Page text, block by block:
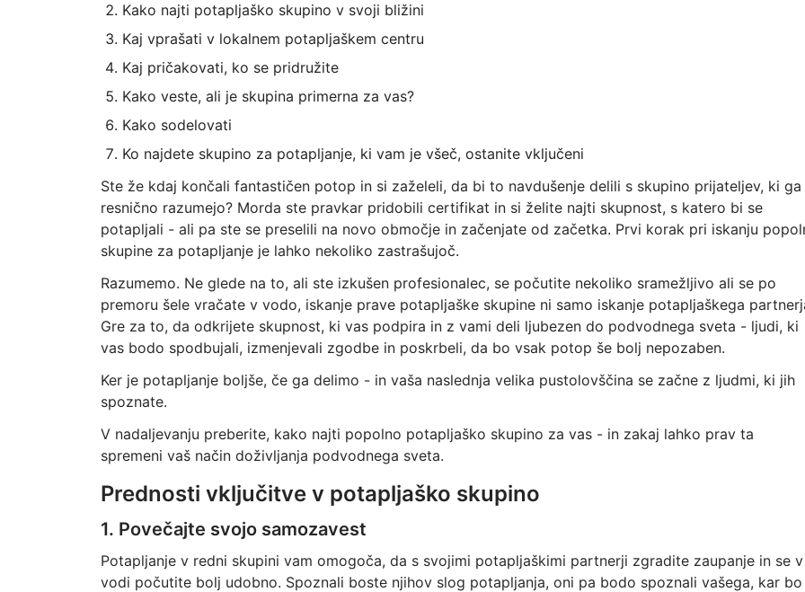
Kako najti potapljaško skupino v svoji bližini
Kaj vprašati v lokalnem potapljaškem centru
Kaj pričakovati, ko se pridružite
Kako veste, ali je skupina primerna za vas?
Kako sodelovati
Ko najdete skupino za potapljanje, ki vam je všeč, ostanite vključeni
Ste že kdaj končali fantastičen potop in si zaželeli, da bi to navdušenje delili s skupino prijateljev, ki ga
resnično razumejo? Morda ste pravkar pridobili certifikat in si želite najti skupnost, s katero bi se
potapljali - ali pa ste se preselili na novo območje in začenjate od začetka. Prvi korak pri iskanju
skupine za potapljanje je lahko nekoliko zastrašujoč.
Razumemo. Ne glede na to, ali ste izkušen profesionalec, se počutite nekoliko sramežljivo ali se po
premoru šele vračate v vodo, iskanje prave potapljaške skupine ni samo iskanje potapljaškega
Gre za to, da odkrijete skupnost, ki vas podpira in z vami deli ljubezen do podvodnega sveta - ljudi, ki
vas bodo spodbujali, izmenjevali zgodbe in poskrbeli, da bo vsak potop še bolj nepozaben.
Ker je potapljanje boljše, če ga delimo - in vaša naslednja velika pustolovščina se začne z ljudmi, ki jih
spoznate.
V nadaljevanju preberite, kako najti popolno potapljaško skupino za vas - in zakaj lahko prav ta
spremeni vaš način doživljanja podvodnega sveta.
Prednosti vključitve v potapljaško skupino
1. Povečajte svojo samozavest
Potapljanje v redni skupini vam omogoča, da s svojimi potapljaškimi partnerji zgradite zaupanje in se v
vodi počutite bolj udobno. Spoznali boste njihov slog potapljanja, oni pa bodo spoznali vašega, kar bo